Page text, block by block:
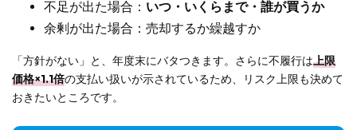
不足が出た場合： いつ・いくらまで・誰が買うか
余剰が出た場合：売却するか繰越すか
「方針がない」と、年度末にバタつきます。さらに不履行は上限
価格×1.1倍の支払い扱いが示されているため、リスク上限も決めて
おきたいところです。